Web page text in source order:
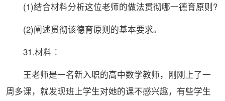
(1)结合材料分析这位老师的做法贯彻哪一德育原则?
(2)阐述贯彻该德育原则的基本要求。
31.材料∶
王老师是一名新入职的高中数学教师，刚刚上了一
周多课，就发现班上学生对她的课不感兴趣，有些学生